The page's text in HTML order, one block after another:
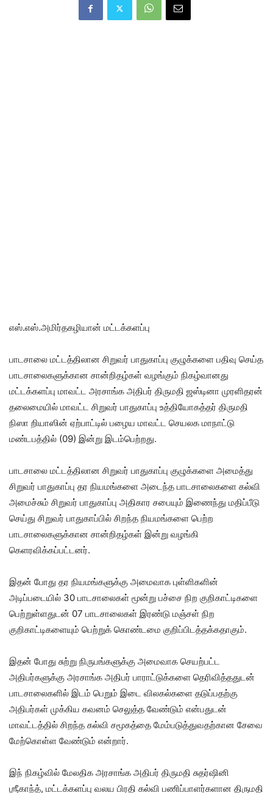
எஸ்.எஸ்.அமிர்தகழியான் மட்டக்களப்பு
பாடசாலை மட்டத்திலான சிறுவர் பாதுகாப்பு குழுக்களை பதிவு செய்த
பாடசாலைகளுக்கான சான்றிதழ்கள் வழங்கும் நிகழ்வானது
மட்டக்களப்பு மாவட்ட அரசாங்க அதிபர் திருமதி ஜஸ்டினா முரளிதரன்
தலைமையில் மாவட்ட சிறுவர் பாதுகாப்பு உத்தியோகத்தர் திருமதி
நிஸா றியாஸின் ஏற்பாட்டில் பழைய மாவட்ட செயலக மாநாட்டு
மண்டபத்தில் (09) இன்று இடம்பெற்றது.
பாடசாலை மட்டத்திலான சிறுவர் பாதுகாப்பு குழுக்களை அமைத்து
சிறுவர் பாதுகாப்பு தர நியமங்களை அடைந்த பாடசாலைகளை கல்வி
அமைச்சும் சிறுவர் பாதுகாப்பு அதிகார சபையும் இணைந்து மதிப்பீடு
செய்து சிறுவர் பாதுகாப்பில் சிறந்த நியமங்களை பெற்ற
பாடசாலைகளுக்கான சான்றிதழ்கள் இன்று வழங்கி
கெளரவிக்கப்பட்டனர்.
இதன் போது தர நியமங்களுக்கு அமைவாக புள்ளிகளின்
அடிப்படையில் 30 பாடசாலைகள் மூன்று பச்சை நிற குறிகாட்டிகளை
பெற்றுள்ளதுடன் 07 பாடசாலைகள் இரண்டு மஞ்சள் நிற
குறிகாட்டிகளையும் பெற்றுக் கொண்டமை குறிப்பிடத்தக்கதாகும்.
இதன் போது சுற்று நிருபங்களுக்கு அமைவாக செயற்பட்ட
அதிபர்களுக்கு அரசாங்க அதிபர் பாராட்டுக்களை தெரிவித்ததுடன்
பாடசாலைகளில் இடம் பெறும் இடை விலகல்களை தடுப்பதற்கு
அதிபர்கள் முக்கிய கவனம் செலுத்த வேண்டும் என்பதுடன்
மாவட்டத்தில் சிறந்த கல்வி சமூகத்தை மேம்படுத்துவதற்கான சேவை
மேற்கொள்ள வேண்டும் என்றார்.
இந் நிகழ்வில் மேலதிக அரசாங்க அதிபர் திருமதி சுதர்ஷினி
ஶ்ரீகாந்த், மட்டக்களப்பு வலய பிரதி கல்வி பணிப்பாளர்களான திருமதி